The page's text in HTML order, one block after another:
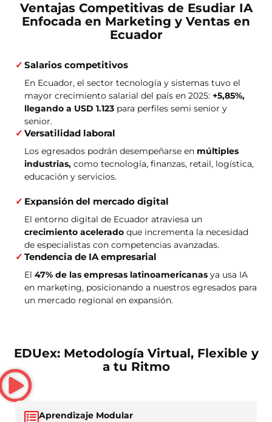
Ventajas Competitivas de Esudiar IA
Enfocada en Marketing y Ventas en
Ecuador
Salarios competitivos
En Ecuador, el sector tecnología y sistemas tuvo el
mayor crecimiento salarial del país en 2025: +5,85%,
llegando a USD 1.123 para perfiles semi senior y
senior.
Versatilidad laboral
Los egresados podrán desempeñarse en múltiples
industrias, como tecnología, finanzas, retail, logística,
educación y servicios.
Expansión del mercado digital
El entorno digital de Ecuador atraviesa un
crecimiento acelerado que incrementa la necesidad
de especialistas con competencias avanzadas.
Tendencia de IA empresarial
El 47% de las empresas latinoamericanas ya usa IA
en marketing, posicionando a nuestros egresados para
un mercado regional en expansión.
EDUex: Metodología Virtual, Flexible y
a tu Ritmo
Aprendizaje Modular